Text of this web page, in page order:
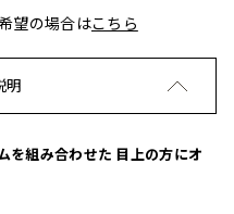
望の場合はこちら
明
を組み合わせた 目上の方にオ